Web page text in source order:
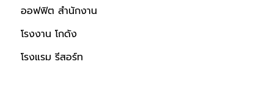
ออฟฟิต สำนักงาน
โรงงาน โกดัง
โรงแรม รีสอร์ท